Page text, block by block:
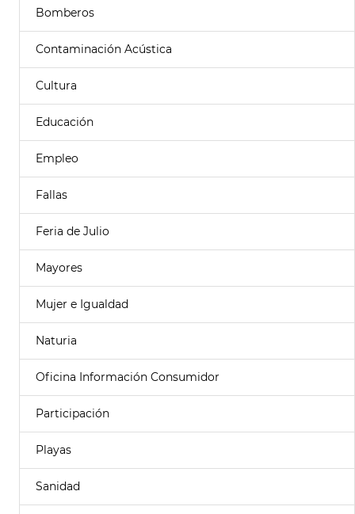
Bomberos
Contaminación Acústica
Cultura
Educación
Empleo
Fallas
Feria de Julio
Mayores
Mujer e Igualdad
Naturia
Oficina Información Consumidor
Participación
Playas
Sanidad